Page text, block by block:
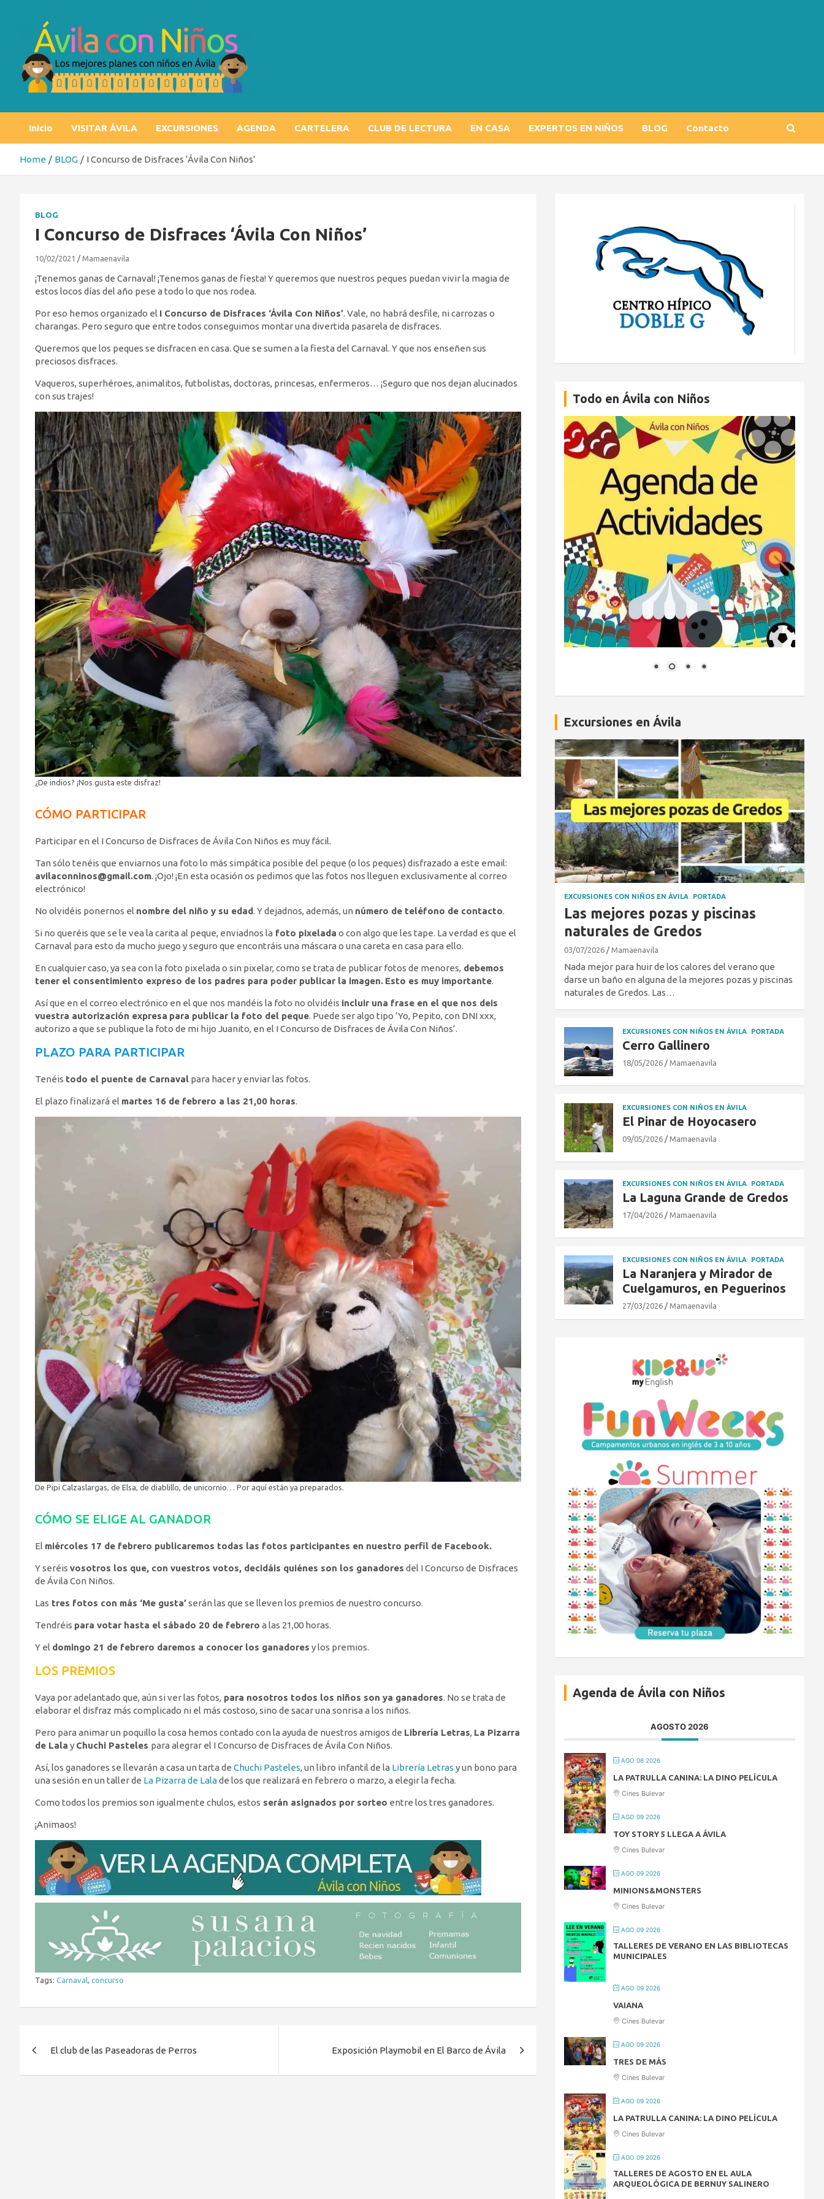
Inicio VISITAR ÁVILA EXCURSIONES AGENDA CARTELERA CLUB DE LECTURA EN CASA EXPERTOS EN NIÑOS BLOG Contacto
Home BLOG I Concurso de Disfraces ‘Ávila Con Niños’
BLOG
I Concurso de Disfraces ‘Ávila Con Niños’
10/02/2021 Mamaenavila
¡Tenemos ganas de Carnaval! ¡Tenemos ganas de fiesta! Y queremos que nuestros peques puedan vivir la magia de
estos locos días del año pese a todo lo que nos rodea.
Por eso hemos organizado el I Concurso de Disfraces ‘Ávila Con Niños’. Vale, no habrá desfile, ni carrozas o
charangas. Pero seguro que entre todos conseguimos montar una divertida pasarela de disfraces.
Queremos que los peques se disfracen en casa. Que se sumen a la fiesta del Carnaval. Y que nos enseñen sus
preciosos disfraces.
Vaqueros, superhéroes, animalitos, futbolistas, doctoras, princesas, enfermeros… ¡Seguro que nos dejan alucinados
con sus trajes!
¿De indios? ¡Nos gusta este disfraz!
CÓMO PARTICIPAR
Participar en el I Concurso de Disfraces de Ávila Con Niños es muy fácil.
Tan sólo tenéis que enviarnos una foto lo más simpática posible del peque (o los peques) disfrazado a este email:
avilaconninos@gmail.com. ¡Ojo! ¡En esta ocasión os pedimos que las fotos nos lleguen exclusivamente al correo
electrónico!
No olvidéis ponernos el nombre del niño y su edad. Y dejadnos, además, un número de teléfono de contacto.
Si no queréis que se le vea la carita al peque, enviadnos la foto pixelada o con algo que les tape. La verdad es que el
Carnaval para esto da mucho juego y seguro que encontráis una máscara o una careta en casa para ello.
En cualquier caso, ya sea con la foto pixelada o sin pixelar, como se trata de publicar fotos de menores, debemos
tener el consentimiento expreso de los padres para poder publicar la imagen. Esto es muy importante.
Así que en el correo electrónico en el que nos mandéis la foto no olvidéis incluir una frase en el que nos deis
vuestra autorización expresa para publicar la foto del peque. Puede ser algo tipo ‘Yo, Pepito, con DNI xxx,
autorizo a que se publique la foto de mi hijo Juanito, en el I Concurso de Disfraces de Ávila Con Niños’.
PLAZO PARA PARTICIPAR
Tenéis todo el puente de Carnaval para hacer y enviar las fotos.
El plazo finalizará el martes 16 de febrero a las 21,00 horas.
De Pipi Calzaslargas, de Elsa, de diablillo, de unicornio… Por aquí están ya preparados.
CÓMO SE ELIGE AL GANADOR
El miércoles 17 de febrero publicaremos todas las fotos participantes en nuestro perfil de Facebook.
Y seréis vosotros los que, con vuestros votos, decidáis quiénes son los ganadores del I Concurso de Disfraces
de Ávila Con Niños.
Las tres fotos con más ‘Me gusta’serán las que se lleven los premios de nuestro concurso.
Tendréis para votar hasta el sábado 20 de febrero a las 21,00 horas.
Y el domingo 21 de febrero daremos a conocer los ganadores y los premios.
LOS PREMIOS
Vaya por adelantado que, aún si ver las fotos, para nosotros todos los niños son ya ganadores. No se trata de
elaborar el disfraz más complicado ni el más costoso, sino de sacar una sonrisa a los niños.
Pero para animar un poquillo la cosa hemos contado con la ayuda de nuestros amigos de Librería Letras, La Pizarra
de Lala y Chuchi Pasteles para alegrar el I Concurso de Disfraces de Ávila Con Niños.
Así, los ganadores se llevarán a casa un tarta de Chuchi Pasteles, un libro infantil de la Librería Letras y un bono para
una sesión en un taller de La Pizarra de Lalade los que realizará en febrero o marzo, a elegir la fecha.
Como todos los premios son igualmente chulos, estos serán asignados por sorteo entre los tres ganadores.
¡Animaos!
Tags: Carnaval, concurso
El club de las Paseadoras de Perros Exposición Playmobil en El Barco de Ávila
Todo en Ávila con Niños
Excursiones en Ávila
EXCURSIONES CON NIÑOS EN ÁVILA PORTADA
Las mejores pozas y piscinas
naturales de Gredos
03/07/2026 Mamaenavila
Nada mejor para huir de los calores del verano que
darse un baño en alguna de la mejores pozas y piscinas
naturales de Gredos. Las…
EXCURSIONES CON NIÑOS EN ÁVILA PORTADA
Cerro Gallinero
18/05/2026 Mamaenavila
EXCURSIONES CON NIÑOS EN ÁVILA
El Pinar de Hoyocasero
09/05/2026 Mamaenavila
EXCURSIONES CON NIÑOS EN ÁVILA PORTADA
La Laguna Grande de Gredos
17/04/2026 Mamaenavila
EXCURSIONES CON NIÑOS EN ÁVILA PORTADA
La Naranjera y Mirador de
Cuelgamuros, en Peguerinos
27/03/2026 Mamaenavila
Agenda de Ávila con Niños
AGOSTO 2026
AGO 08 2026
LA PATRULLA CANINA: LA DINO PELÍCULA
Cines Bulevar
AGO 09 2026
TOY STORY 5 LLEGA A ÁVILA
Cines Bulevar
AGO 09 2026
MINIONS&MONSTERS
Cines Bulevar
AGO 09 2026
TALLERES DE VERANO EN LAS BIBLIOTECAS
MUNICIPALES
AGO 09 2026
VAIANA
Cines Bulevar
AGO 09 2026
TRES DE MÁS
Cines Bulevar
AGO 09 2026
LA PATRULLA CANINA: LA DINO PELÍCULA
Cines Bulevar
AGO 09 2026
TALLERES DE AGOSTO EN EL AULA
ARQUEOLÓGICA DE BERNUY SALINERO